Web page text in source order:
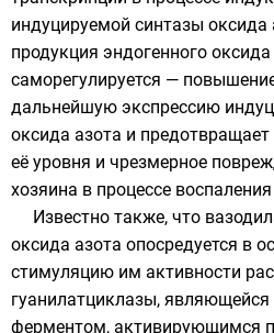
индуцируемой синтазы
продукция эндогенного оксида
саморегулируется —
дальнейшую экспрессию
оксида азота и
её уровня и чрезмерное
хозяина в процессе
Известно также, что
оксида азота опосредуется в
стимуляцию им активности
гуанилатциклазы,
ферментом, активирующимся